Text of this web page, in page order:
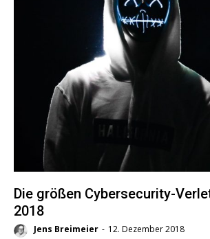
Die größen Cybersecurity-
2018
Jens Breimeier - 12. Dezember 2018